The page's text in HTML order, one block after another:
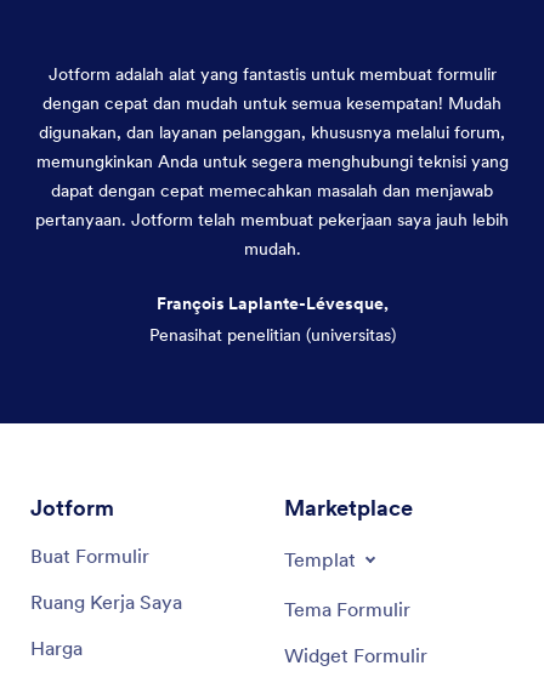
Jotform adalah alat yang fantastis untuk membuat formulir
dengan cepat dan mudah untuk semua kesempatan! Mudah
digunakan, dan layanan pelanggan, khususnya melalui forum,
memungkinkan Anda untuk segera menghubungi teknisi yang
dapat dengan cepat memecahkan masalah dan menjawab
pertanyaan. Jotform telah membuat pekerjaan saya jauh lebih
mudah.
François Laplante-Lévesque,
Penasihat penelitian (universitas)
Jotform
Buat Formulir
Ruang Kerja Saya
Harga
Marketplace
Templat
Tema Formulir
Widget Formulir